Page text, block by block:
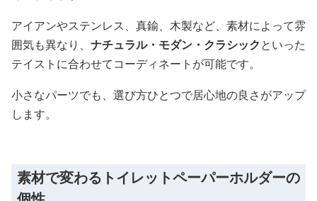
アイアンやステンレス、真鍮、木製など、素材によって雰
囲気も異なり、 ナチュラル・モダン・クラシックといった
テイストに合わせてコーディネートが可能です。
小さなパーツでも、選び方ひとつで居心地の良さがアップ
します。
素材で変わるトイレットペーパーホルダーの